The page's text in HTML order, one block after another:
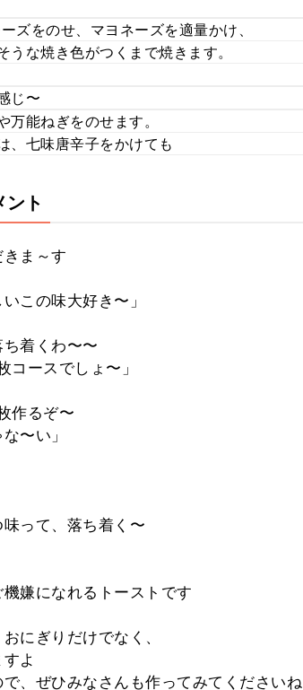
をのせ、マヨネーズを適量かけ、
うな焼き色がつくまで焼きます。
じ〜
万能ねぎをのせます。
、七味唐辛子をかけても
ント
ま～す
この味大好き〜」
着くわ〜〜
コースでしょ〜」
作るぞ〜
〜い」
って、落ち着く〜
嫌になれるトーストです
にぎりだけでなく、
よ
、ぜひみなさんも作ってみてくださいね